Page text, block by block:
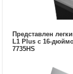
Представлен
L1 Plus с 16-
7735HS